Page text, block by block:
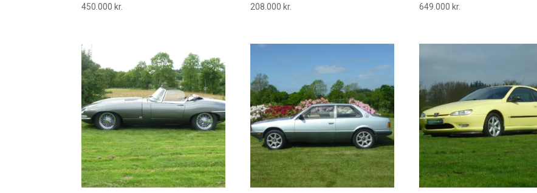
450.000 kr. 208.000 kr. 649.000 kr.